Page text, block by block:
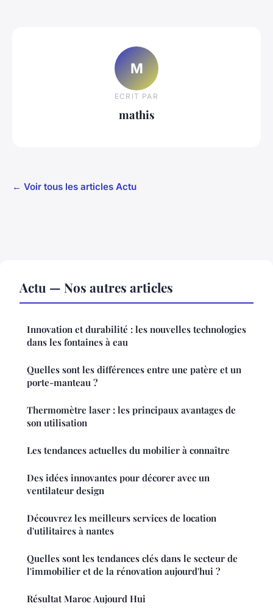
M
ECRIT PAR
mathis
← Voir tous les articles Actu
Actu — Nos autres articles
Innovation et durabilité : les nouvelles technologies
dans les fontaines à eau
Quelles sont les différences entre une patère et un
porte-manteau ?
Thermomètre laser : les principaux avantages de
son utilisation
Les tendances actuelles du mobilier à connaître
Des idées innovantes pour décorer avec un
ventilateur design
Découvrez les meilleurs services de location
d'utilitaires à nantes
Quelles sont les tendances clés dans le secteur de
l'immobilier et de la rénovation aujourd'hui ?
Résultat Maroc Aujourd Hui